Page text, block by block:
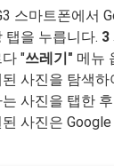
스마트폰에서
탭을 누릅니다. 3
"쓰레기" 메뉴
사진을 탐색
사진을 탭한
사진은